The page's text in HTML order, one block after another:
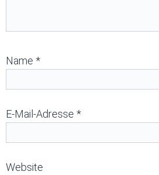
Name *
E-Mail-Adresse *
Website